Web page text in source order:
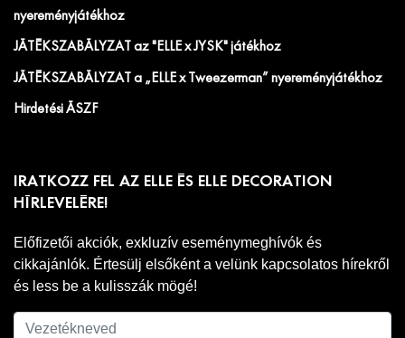
nyereményjátékhoz
JÁTÉKSZABÁLYZAT az "ELLE x JYSK" játékhoz
JÁTÉKSZABÁLYZAT a „ELLE x Tweezerman” nyereményjátékhoz
Hirdetési ÁSZF
IRATKOZZ FEL AZ ELLE ÉS ELLE DECORATION
HÍRLEVELÉRE!
Előfizetői akciók, exkluzív eseménymeghívók és
cikkajánlók. Értesülj elsőként a velünk kapcsolatos hírekről
és less be a kulisszák mögé!